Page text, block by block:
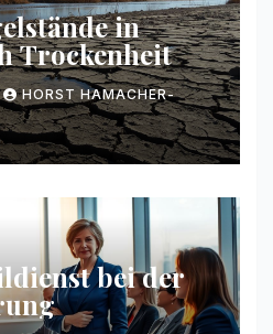
in
Trockenheit
HORST HAMACHER-
bei der